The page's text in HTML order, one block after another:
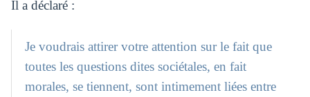
Il a déclaré :
Je voudrais attirer votre attention sur le fait que
toutes les questions dites sociétales, en fait
morales, se tiennent, sont intimement liées entre